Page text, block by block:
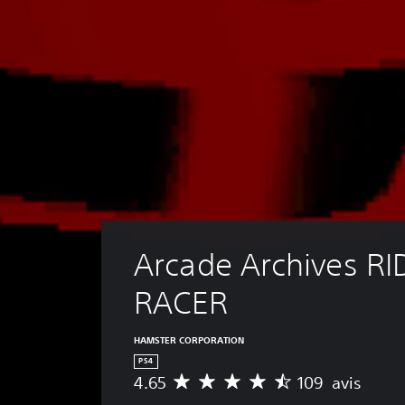
Arcade Archives
RACER
HAMSTER CORPORATION
PS4
M
4.65 109 avis